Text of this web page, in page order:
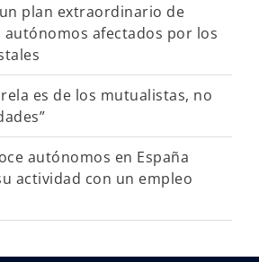
plan extraordinario de
autónomos afectados por los
es de los mutualistas, no
autónomos en España
actividad con un empleo